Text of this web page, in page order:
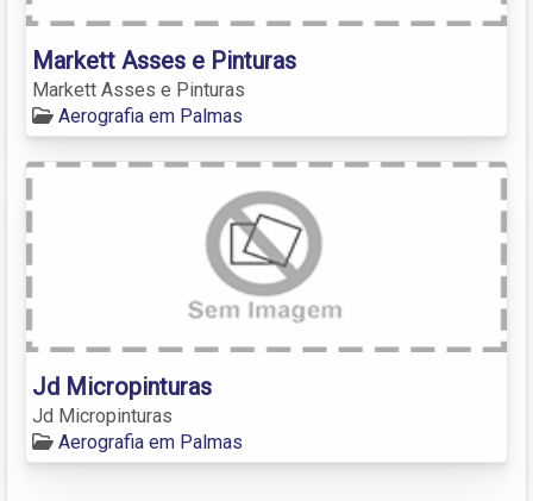
Markett Asses e Pinturas
Markett Asses e Pinturas
Aerografia em Palmas
Jd Micropinturas
Jd Micropinturas
Aerografia em Palmas